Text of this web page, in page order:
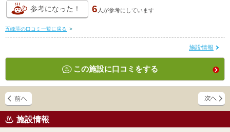
参考になった！ 6 人が参考にしています
五峰荘の口コミ一覧に戻る >
施設情報
この施設に口コミをする
施設情報